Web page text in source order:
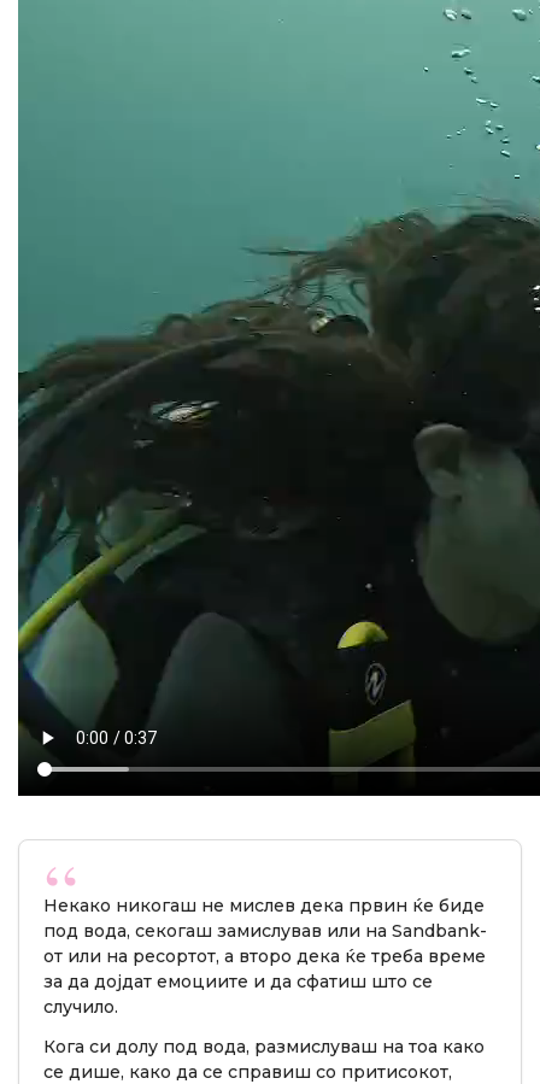
Некако никогаш не мислев дека првин ќе биде
под вода, секогаш замислував или на Sandbank-
от или на ресортот, а второ дека ќе треба време
за да дојдат емоциите и да сфатиш што се
случило.
Кога си долу под вода, размислуваш на тоа како
се дише, како да се справиш со притисокот,